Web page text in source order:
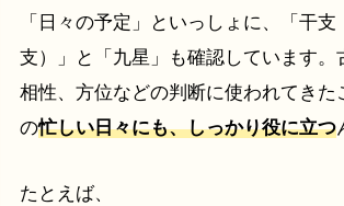
「日々の予定」といっしょに、「干支
支）」と「九星」も確認しています。
相性、方位などの判断に使われてきた
の忙しい日々にも、しっかり役に立つ
たとえば、